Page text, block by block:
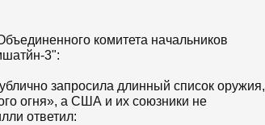
комитета начальников
3":
запросила длинный список оружия,
огня», а США и их союзники не
ответил: